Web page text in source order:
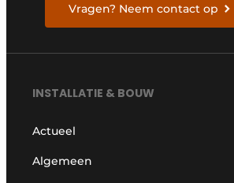
Vragen? Neem contact op
INSTALLATIE & BOUW
Actueel
Algemeen